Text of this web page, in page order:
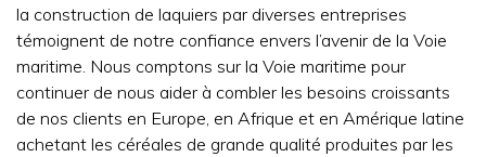
la construction de laquiers par diverses entreprises
témoignent de notre confiance envers l’avenir de la Voie
maritime. Nous comptons sur la Voie maritime pour
continuer de nous aider à combler les besoins croissants
de nos clients en Europe, en Afrique et en Amérique latine
achetant les céréales de grande qualité produites par les